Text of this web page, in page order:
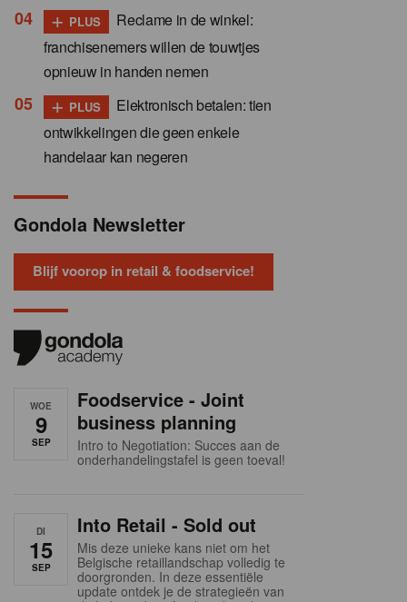
+ PLUS
Reclame in de winkel:
franchisenemers willen de touwtjes
opnieuw in handen nemen
+ PLUS
Elektronisch betalen: tien
ontwikkelingen die geen enkele
handelaar kan negeren
Gondola Newsletter
Blijf voorop in retail & foodservice!
WOE
9
SEP
Foodservice - Joint
business planning
Intro to Negotiation: Succes aan de
onderhandelingstafel is geen toeval!
DI
15
SEP
Into Retail - Sold out
Mis deze unieke kans niet om het
Belgische retaillandschap volledig te
doorgronden. In deze essentiële
update ontdek je de strategieën van